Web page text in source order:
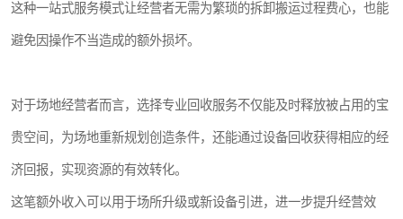
这种一站式服务模式让经营者无需为繁琐的拆卸搬运过程费心，也能
避免因操作不当造成的额外损坏。
对于场地经营者而言，选择专业回收服务不仅能及时释放被占用的宝
贵空间，为场地重新规划创造条件，还能通过设备回收获得相应的经
济回报，实现资源的有效转化。
这笔额外收入可以用于场所升级或新设备引进，进一步提升经营效